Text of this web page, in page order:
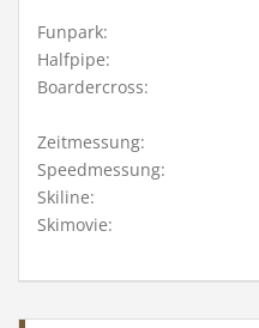
Funpark:
Halfpipe:
Boardercross:
Zeitmessung:
Speedmessung:
Skiline:
Skimovie: